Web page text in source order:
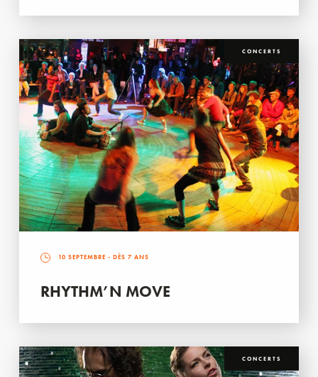
CONCERTS
10 SEPTEMBRE - DÈS 7 ANS
RHYTHM’N MOVE
CONCERTS